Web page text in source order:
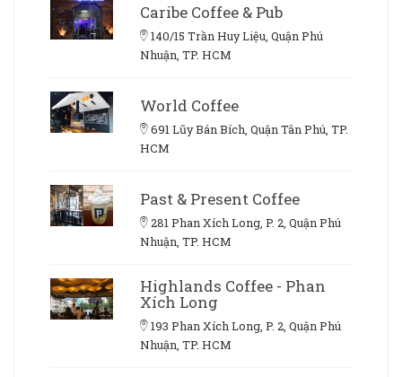
Caribe Coffee & Pub
140/15 Trần Huy Liệu, Quận Phú
Nhuận, TP. HCM
World Coffee
691 Lũy Bán Bích, Quận Tân Phú, TP.
HCM
Past & Present Coffee
281 Phan Xích Long, P. 2, Quận Phú
Nhuận, TP. HCM
Highlands Coffee - Phan
Xích Long
193 Phan Xích Long, P. 2, Quận Phú
Nhuận, TP. HCM